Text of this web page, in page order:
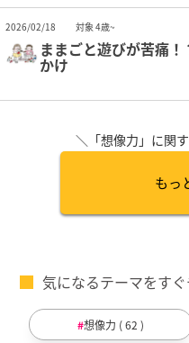
2026/02/18 対象 4歳~
ままごと遊びが苦痛
かけ
＼「想像力」に関
もっ
気になるテーマをすぐ
想像力 ( 62 )